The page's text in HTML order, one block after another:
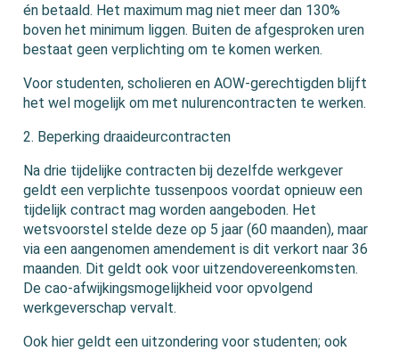
én betaald. Het maximum mag niet meer dan 130%
boven het minimum liggen. Buiten de afgesproken uren
bestaat geen verplichting om te komen werken.
Voor studenten, scholieren en AOW-gerechtigden blijft
het wel mogelijk om met nulurencontracten te werken.
2. Beperking draaideurcontracten
Na drie tijdelijke contracten bij dezelfde werkgever
geldt een verplichte tussenpoos voordat opnieuw een
tijdelijk contract mag worden aangeboden. Het
wetsvoorstel stelde deze op 5 jaar (60 maanden), maar
via een aangenomen amendement is dit verkort naar 36
maanden. Dit geldt ook voor uitzendovereenkomsten.
De cao-afwijkingsmogelijkheid voor opvolgend
werkgeverschap vervalt.
Ook hier geldt een uitzondering voor studenten; ook